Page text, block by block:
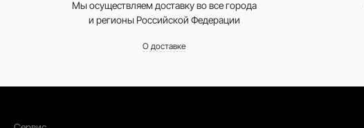
Мы осуществляем доставку во все города
и регионы Российской Федерации
О доставке